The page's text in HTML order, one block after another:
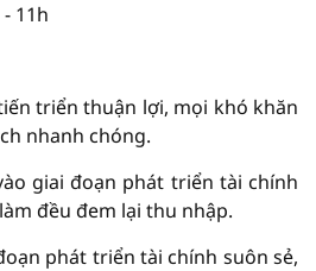
11h
triển thuận lợi, mọi khó khăn
nhanh chóng.
giai đoạn phát triển tài chính
đều đem lại thu nhập.
phát triển tài chính suôn sẻ,